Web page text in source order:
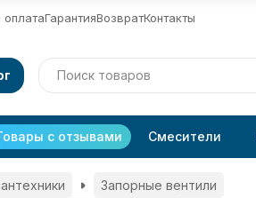
ГарантияВозвратКонтакты
с отзывами Смесители
Запорные вентили